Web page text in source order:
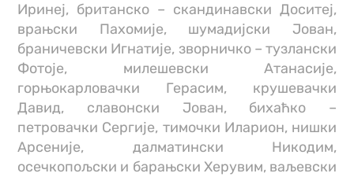
Иринеј, британско – скандинавски Доситеј,
врањски Пахомије, шумадијски Јован,
браничевски Игнатије, зворничко – тузлански
Фотоје, милешевски Атанасије,
горњокарловачки Герасим, крушевачки
Давид, славонски Јован, бихаћко –
петровачки Сергије, тимочки Иларион, нишки
Арсеније, далматински Никодим,
осечкопољски и барањски Херувим, ваљевски